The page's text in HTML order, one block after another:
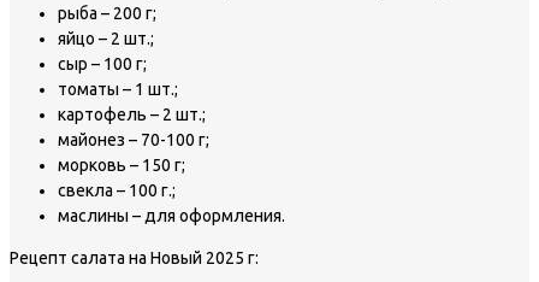
рыба – 200 г;
яйцо – 2 шт.;
сыр – 100 г;
томаты – 1 шт.;
картофель – 2 шт.;
майонез – 70-100 г;
морковь – 150 г;
свекла – 100 г.;
маслины – для оформления.
Рецепт салата на Новый 2025 г: